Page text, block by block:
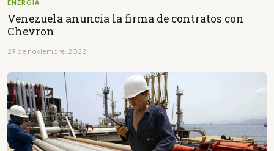
ENERGÍA
Venezuela anuncia la firma de contratos con
Chevron
29 de noviembre, 2022